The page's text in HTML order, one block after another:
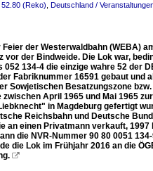
(Reko) Deutschland /
der Westerwaldbahn (WEBA)
der Bindweide. Die Lok war,
134‐4 die einzige wahre 52 der
Fabriknummer 16591 gebaut und
Sowjetischen Besatzungszone
April 1965 und Mai 1965
in Magdeburg gefertigt
Reichsbahn und Deutsche
an einen Privatmann verkauft, 1997
die NVR-Nummer 90 80 0051
die Lok im Frühjahr 2016 an die
